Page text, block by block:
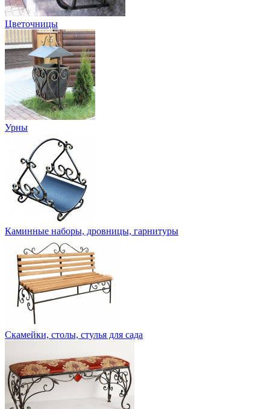
Цветочницы
Урны
Каминные наборы, дровницы, гарнитуры
Скамейки, столы, стулья для сада